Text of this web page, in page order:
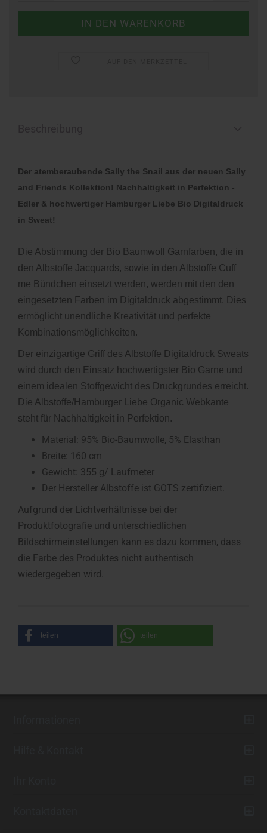
Der atemberaubende Sally the Snail aus der neuen Sally
and Friends Kollektion! Nachhaltigkeit in Perfektion -
Edler & hochwertiger Hamburger Liebe Bio Digitaldruck
in Sweat!
Die Abstimmung der Bio Baumwoll Garnfarben, die in
den Albstoffe Jacquards, sowie in den Albstoffe Cuff
me Bündchen einsetzt werden, werden mit den den
eingesetzten Farben im Digitaldruck abgestimmt. Dies
ermöglicht unendliche Kreativität und perfekte
Kombinationsmöglichkeiten.
Der einzigartige Griff des Albstoffe Digitaldruck Sweats
wird durch den Einsatz hochwertigster Bio Garne und
einem idealen Stoffgewicht des Druckgrundes erreicht.
Die Albstoffe/Hamburger Liebe Organic Webkante
steht für Nachhaltigkeit in Perfektion.
Material: 95% Bio-Baumwolle, 5% Elasthan
Breite: 160 cm
Gewicht: 355 g/ Laufmeter
Der Hersteller Albstoffe ist GOTS zertifiziert.
Aufgrund der Lichtverhältnisse bei der
Produktfotografie und unterschiedlichen
Bildschirmeinstellungen kann es dazu kommen, dass
die Farbe des Produktes nicht authentisch
wiedergegeben wird.
teilen teilen